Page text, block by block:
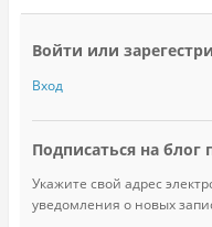
Войти или
Вход
Подписаться на блог
Укажите свой адрес
уведомления о новых